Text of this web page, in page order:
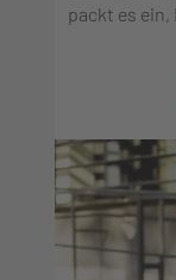
packt es ein,